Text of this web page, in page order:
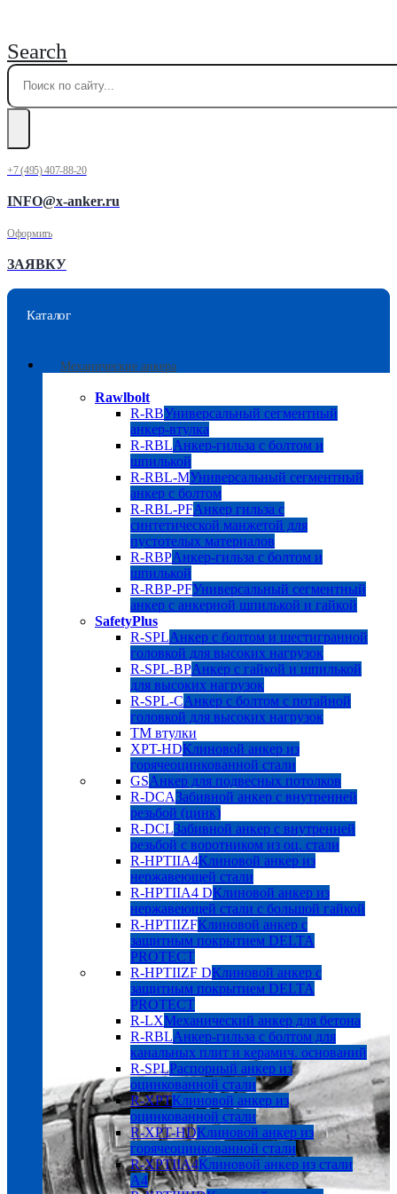
Search
+7 (495) 407-88-20
INFO@x-anker.ru
Оформить
ЗАЯВКУ
Каталог
Механические анкера
Rawlbolt
R-RBУниверсальный сегментный
анкер-втулка
R-RBLАнкер-гильза с болтом и
шпилькой
R-RBL-MУниверсальный сегментный
анкер с болтом
R-RBL-PFАнкер гильза с
синтетической манжетой для
пустотелых материалов
R-RBPАнкер-гильза с болтом и
шпилькой
R-RBP-PFУниверсальный сегментный
анкер с анкерной шпилькой и гайкой
SafetyPlus
R-SPLАнкер с болтом и шестигранной
головкой для высоких нагрузок
R-SPL-BPАнкер с гайкой и шпилькой
для высоких нагрузок
R-SPL-CАнкер с болтом с потайной
головкой для высоких нагрузок
TM втулки
XPT-HDКлиновой анкер из
горячеоцинкованной стали
GSАнкер для подвесных потолков
R-DCAЗабивной анкер с внутренней
резьбой (цинк)
R-DCLЗабивной анкер с внутренней
резьбой с воротником из оц. стали
R-HPTIIA4Клиновой анкер из
нержавеющей стали
R-HPTIIA4 DКлиновой анкер из
нержавеющей стали с большой гайкой
R-HPTIIZFКлиновой анкер с
защитным покрытием DELTA
PROTECT
R-HPTIIZF DКлиновой анкер с
защитным покрытием DELTA
PROTECT
R-LXМеханический анкер для бетона
R-RBLАнкер-гильза с болтом для
канальных плит и керамич. оснований
R-SPLРаспорный анкер из
оцинкованной стали
R-XPTКлиновой анкер из
оцинкованной стали
R-XPT-HDКлиновой анкер из
горячеоцинкованной стали
R-XPTIIA4Клиновой анкер из стали
А4